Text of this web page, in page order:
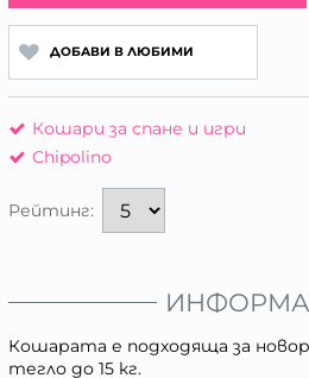
ДОБАВИ В ЛЮБИМИ
Кошари за спане и игри
Chipolino
Рейтинг:
Кошарата е подходяща за
тегло до 15 кг.